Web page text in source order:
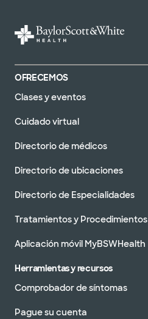
OFRECEMOS
Clases y eventos
Cuidado virtual
Directorio de médicos
Directorio de ubicaciones
Directorio de Especialidades
Tratamientos y Procedimientos
Aplicación móvil MyBSWHealth
Herramientas y recursos
Comprobador de síntomas
Pague su cuenta